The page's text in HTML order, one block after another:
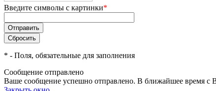
Введите символы с картинки*
* - Поля, обязательные для заполнения
Сообщение отправлено
Ваше сообщение успешно отправлено. В ближайшее время с